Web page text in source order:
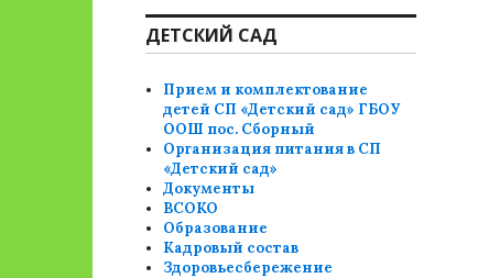
ДЕТСКИЙ САД
Прием и комплектование
детей СП «Детский сад» ГБОУ
ООШ пос. Сборный
Организация питания в СП
«Детский сад»
Документы
ВСОКО
Образование
Кадровый состав
Здоровьесбережение